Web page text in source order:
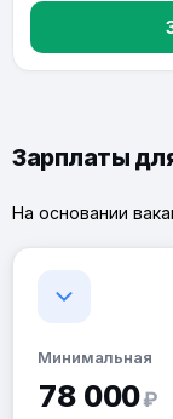
Зарплаты
На основании
Минимальная
78 000₽